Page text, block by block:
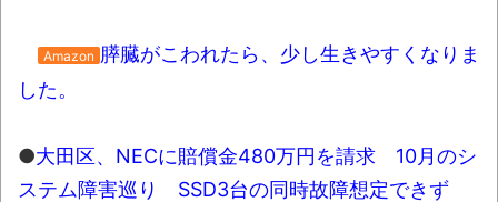
Amazon 膵臓がこわれたら、少し生きやすくなりま
した。
●大田区、NECに賠償金480万円を請求 10月のシ
ステム障害巡り SSD3台の同時故障想定できず